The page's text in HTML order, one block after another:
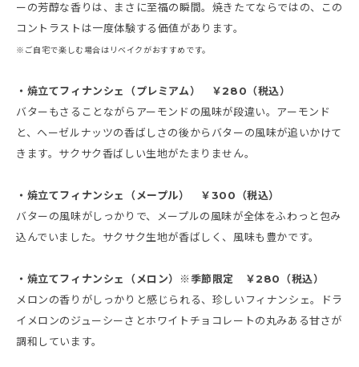
ーの芳醇な香りは、まさに至福の瞬間。焼きたてならではの、この
コントラストは一度体験する価値があります。
※ご自宅で楽しむ場合はリベイクがおすすめです。
・焼立てフィナンシェ（プレミアム） ￥280（税込）
バターもさることながらアーモンドの風味が段違い。アーモンド
と、ヘーゼルナッツの香ばしさの後からバターの風味が追いかけて
きます。サクサク香ばしい生地がたまりません。
・焼立てフィナンシェ（メープル） ￥300（税込）
バターの風味がしっかりで、メープルの風味が全体をふわっと包み
込んでいました。サクサク生地が香ばしく、風味も豊かです。
・焼立てフィナンシェ（メロン）※季節限定 ￥280（税込）
メロンの香りがしっかりと感じられる、珍しいフィナンシェ。ドラ
イメロンのジューシーさとホワイトチョコレートの丸みある甘さが
調和しています。